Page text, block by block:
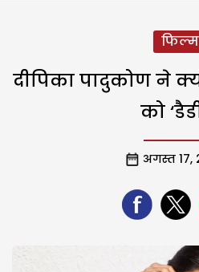
फिल्म
दीपिका पादुकोण ने
को
अगस्त 17,